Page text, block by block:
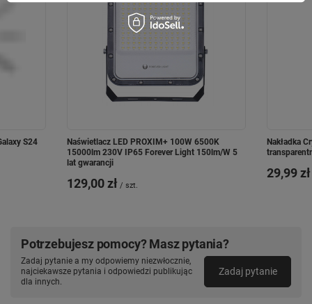
bezpiecznym wyborem do
szybkiego ładowania urządzeń.
Idealnie sprawdzają się także
przy dużych obciążeniach.
S24
Naświetlacz LED PROXIM+ 100W 6500K
15000lm 230V IP65 Forever Light 150lm/W 5
lat gwarancji
129,00 zł / szt.
Nakładka
29,99 zł
Potrzebujesz pomocy? Masz pytania?
Zadaj pytanie a my odpowiemy niezwłocznie,
najciekawsze pytania i odpowiedzi publikując
dla innych.
Zadaj pytanie